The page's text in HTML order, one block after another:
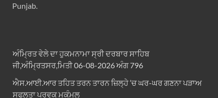
Punjab.
ਅੰਮ੍ਰਿਤ ਵੇਲੇ ਦਾ ਹੁਕਮਨਾਮਾ ਸ੍ਰੀ ਦਰਬਾਰ ਸਾਹਿਬ
ਜੀ,ਅੰਮ੍ਰਿਤਸਰ,ਮਿਤੀ 06-08-2026 ਅੰਗ 796
ਐਸ.ਆਈ.ਆਰ ਤਹਿਤ ਤਰਨ ਤਾਰਨ ਜ਼ਿਲ੍ਹੇ ‘ਚ ਘਰ-ਘਰ ਗਣਨਾ ਪੜਾਅ
ਸਫਲਤਾ ਪੂਰਵਕ ਮੁਕੰਮਲ